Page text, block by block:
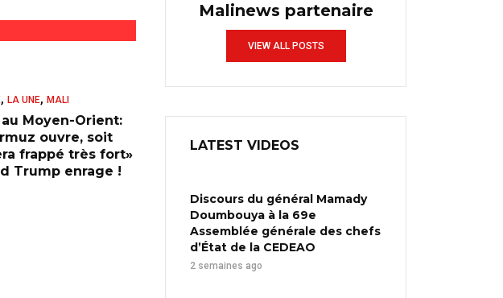
, LA UNE, MALI
Moyen-Orient:
ouvre, soit
frappé très fort»
Trump enrage !
Malinews partenaire
VIEW ALL POSTS
LATEST VIDEOS
Discours du général Mamady
Doumbouya à la 69e
Assemblée générale des chefs
d’État de la CEDEAO
2 semaines ago